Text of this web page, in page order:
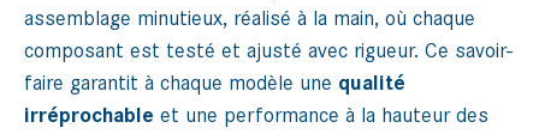
assemblage minutieux, réalisé à la main, où chaque
composant est testé et ajusté avec rigueur. Ce savoir-
faire garantit à chaque modèle une qualité
irréprochable et une performance à la hauteur des